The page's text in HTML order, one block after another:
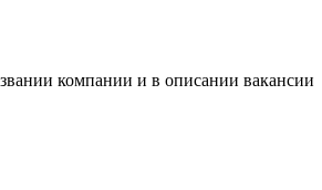
компании и в описании вакансии